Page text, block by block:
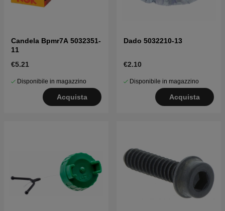
Candela Bpmr7A 5032351-
11
€5.21
Disponibile in magazzino
Acquista
Dado 5032210-13
€2.10
Disponibile in magazzino
Acquista